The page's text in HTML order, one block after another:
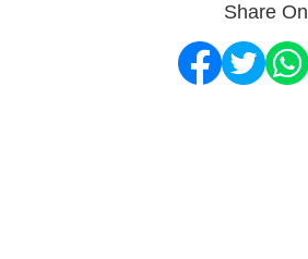
Share On